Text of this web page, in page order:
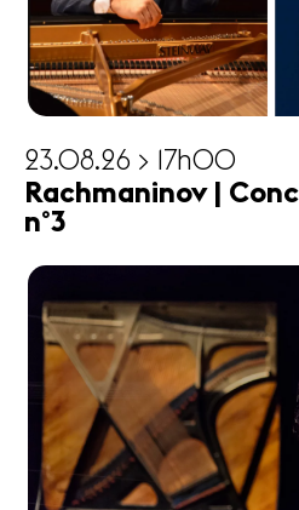
23.08.26 > 17h00
Rachmaninov |
n°3